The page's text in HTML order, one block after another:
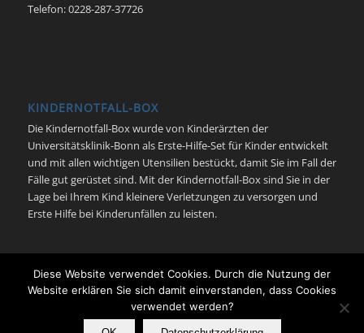
Telefon: 0228-287-37726
KINDERNOTFALL-BOX
Die Kindernotfall-Box wurde von Kinderärzten der
Universitätsklinik-Bonn als Erste-Hilfe-Set für Kinder entwickelt
und mit allen wichtigen Utensilien bestückt, damit Sie im Fall der
Fälle gut gerüstet sind. Mit der Kindernotfall-Box sind Sie in der
Lage bei Ihrem Kind kleinere Verletzungen zu versorgen und
Erste Hilfe bei Kinderunfällen zu leisten.
© Kindernotfall Bonn - Neonatologie | Pädiatrische Intensivmedizin |
Universitätsklinikum Bonn -
Enfold Theme by Kriesi
Diese Website verwendet Cookies. Durch die Nutzung der
Website erklären Sie sich damit einverstanden, dass Cookies
verwendet werden?